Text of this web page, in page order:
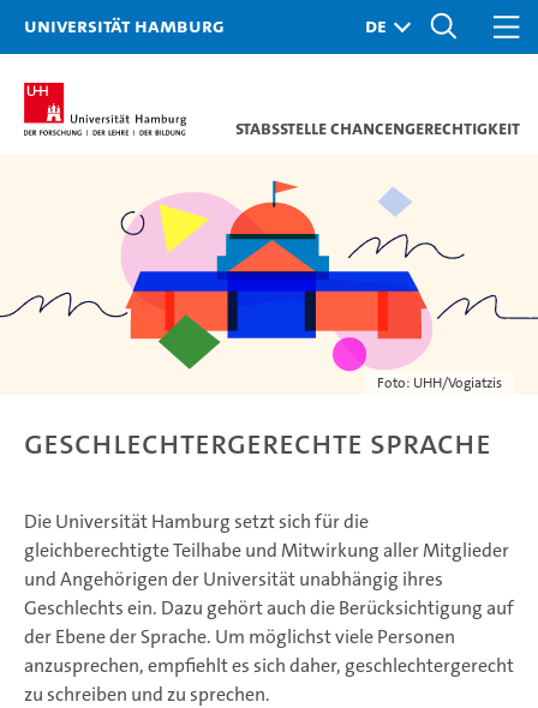
Universität Hamburg
Stabsstelle Chancengerechtigkeit
Foto: UHH/Vogiatzis
Geschlechtergerechte Sprache
Die Universität Hamburg setzt sich für die
gleichberechtigte Teilhabe und Mitwirkung aller Mitglieder
und Angehörigen der Universität unabhängig ihres
Geschlechts ein. Dazu gehört auch die Berücksichtigung auf
der Ebene der Sprache. Um möglichst viele Personen
anzusprechen, empfiehlt es sich daher, geschlechtergerecht
zu schreiben und zu sprechen.